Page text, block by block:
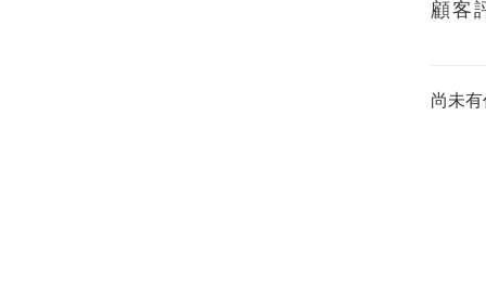
顧客
尚未